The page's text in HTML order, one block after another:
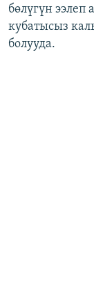
бөлүгүн
кубатысыз
болууда.